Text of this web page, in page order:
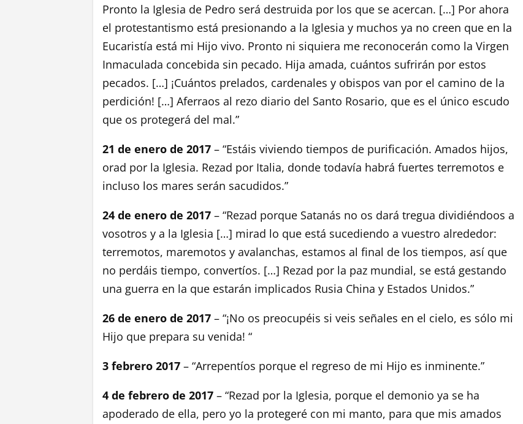
Pronto la Iglesia de Pedro será destruida por los que se acercan. […] Por ahora
el protestantismo está presionando a la Iglesia y muchos ya no creen que en la
Eucaristía está mi Hijo vivo. Pronto ni siquiera me reconocerán como la Virgen
Inmaculada concebida sin pecado. Hija amada, cuántos sufrirán por estos
pecados. […] ¡Cuántos prelados, cardenales y obispos van por el camino de la
perdición! […] Aferraos al rezo diario del Santo Rosario, que es el único escudo
que os protegerá del mal.”
21 de enero de 2017 – “Estáis viviendo tiempos de purificación. Amados hijos,
orad por la Iglesia. Rezad por Italia, donde todavía habrá fuertes terremotos e
incluso los mares serán sacudidos.”
24 de enero de 2017 – “Rezad porque Satanás no os dará tregua dividiéndoos a
vosotros y a la Iglesia […] mirad lo que está sucediendo a vuestro alrededor:
terremotos, maremotos y avalanchas, estamos al final de los tiempos, así que
no perdáis tiempo, convertíos. […] Rezad por la paz mundial, se está gestando
una guerra en la que estarán implicados Rusia China y Estados Unidos.”
26 de enero de 2017 – “¡No os preocupéis si veis señales en el cielo, es sólo mi
Hijo que prepara su venida! “
3 febrero 2017 – “Arrepentíos porque el regreso de mi Hijo es inminente.”
4 de febrero de 2017 – “Rezad por la Iglesia, porque el demonio ya se ha
apoderado de ella, pero yo la protegeré con mi manto, para que mis amados